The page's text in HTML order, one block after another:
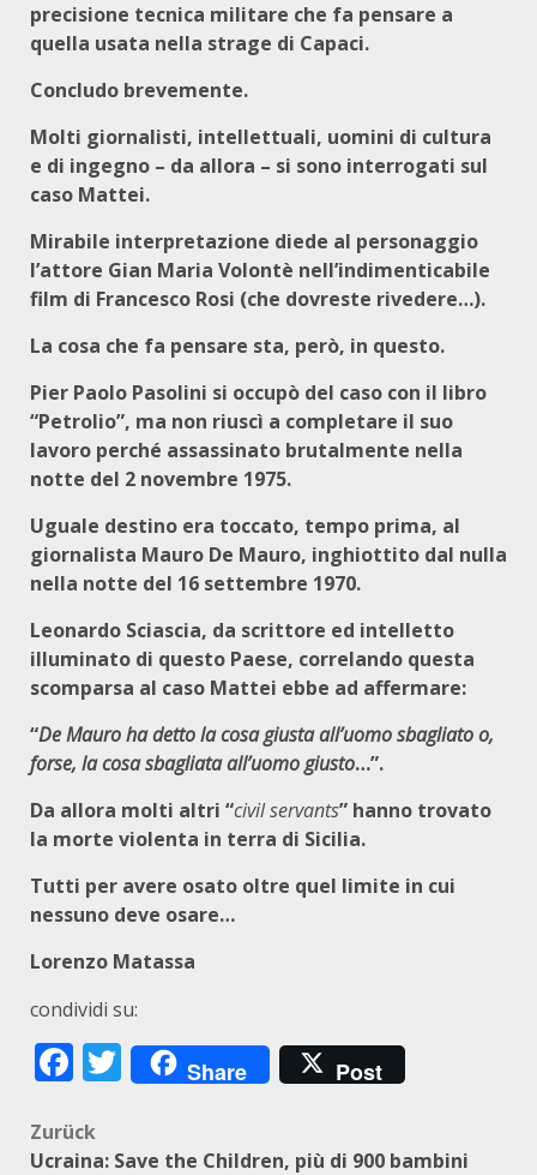
precisione tecnica militare che fa pensare a
quella usata nella strage di Capaci.
Concludo brevemente.
Molti giornalisti, intellettuali, uomini di cultura
e di ingegno – da allora – si sono interrogati sul
caso Mattei.
Mirabile interpretazione diede al personaggio
l’attore Gian Maria Volontè nell’indimenticabile
film di Francesco Rosi (che dovreste rivedere…).
La cosa che fa pensare sta, però, in questo.
Pier Paolo Pasolini si occupò del caso con il libro
“Petrolio”, ma non riuscì a completare il suo
lavoro perché assassinato brutalmente nella
notte del 2 novembre 1975.
Uguale destino era toccato, tempo prima, al
giornalista Mauro De Mauro, inghiottito dal nulla
nella notte del 16 settembre 1970.
Leonardo Sciascia, da scrittore ed intelletto
illuminato di questo Paese, correlando questa
scomparsa al caso Mattei ebbe ad affermare:
“De Mauro ha detto la cosa giusta all’uomo sbagliato o,
forse, la cosa sbagliata all’uomo giusto…”.
Da allora molti altri “civil servants” hanno trovato
la morte violenta in terra di Sicilia.
Tutti per avere osato oltre quel limite in cui
nessuno deve osare…
Lorenzo Matassa
condividi su:
Facebook
Twitter
Share Post
Beitragsnavigation
Zurück
Ucraina: Save the Children, più di 900 bambini